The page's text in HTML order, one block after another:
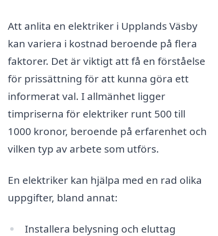
Att anlita en elektriker i Upplands Väsby
kan variera i kostnad beroende på flera
faktorer. Det är viktigt att få en förståelse
för prissättning för att kunna göra ett
informerat val. I allmänhet ligger
timpriserna för elektriker runt 500 till
1000 kronor, beroende på erfarenhet och
vilken typ av arbete som utförs.
En elektriker kan hjälpa med en rad olika
uppgifter, bland annat:
Installera belysning och eluttag